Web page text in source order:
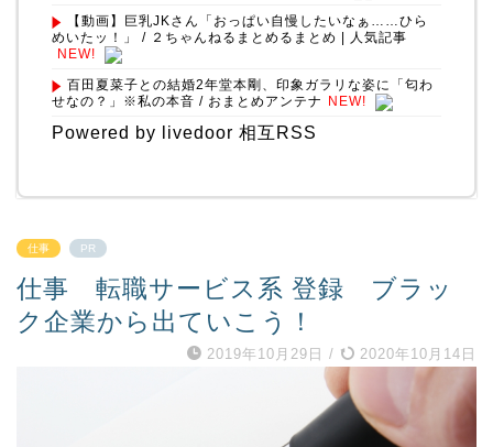
【動画】巨乳JKさん「おっぱい自慢したいなぁ……ひら
めいたッ！」 / ２ちゃんねるまとめるまとめ | 人気記事
NEW!
百田夏菜子との結婚2年堂本剛、印象ガラリな姿に「匂わ
せなの？」※私の本音 / おまとめアンテナ
NEW!
Powered by livedoor 相互RSS
仕事 PR
仕事 転職サービス系 登録 ブラッ
ク企業から出ていこう！
2019年10月29日 / 2020年10月14日